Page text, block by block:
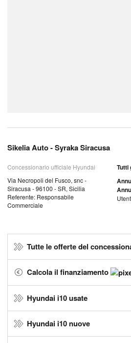
Sikelia Auto - Syraka Siracusa
Concessionario ufficiale Hyundai
Via Necropoli del Fusco, snc -
Siracusa - 96100 - SR, Sicilia
Referente: Responsabile
Commerciale
Tutti
Tutte le offerte del
Calcola il finanziamento
Hyundai i10 usate
Hyundai i10 nuove